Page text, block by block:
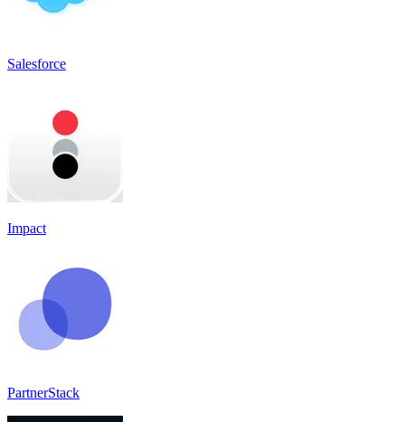
Salesforce
Impact
PartnerStack